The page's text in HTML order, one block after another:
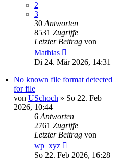
2
3
30 Antworten
8531 Zugriffe
Letzter Beitrag von
Mathias
Di 24. Mär 2026, 14:31
No known file format detected
for file
von USchoch » So 22. Feb
2026, 10:44
6 Antworten
2761 Zugriffe
Letzter Beitrag von
wp_xyz
So 22. Feb 2026, 16:28